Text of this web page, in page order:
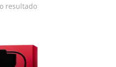
resultado